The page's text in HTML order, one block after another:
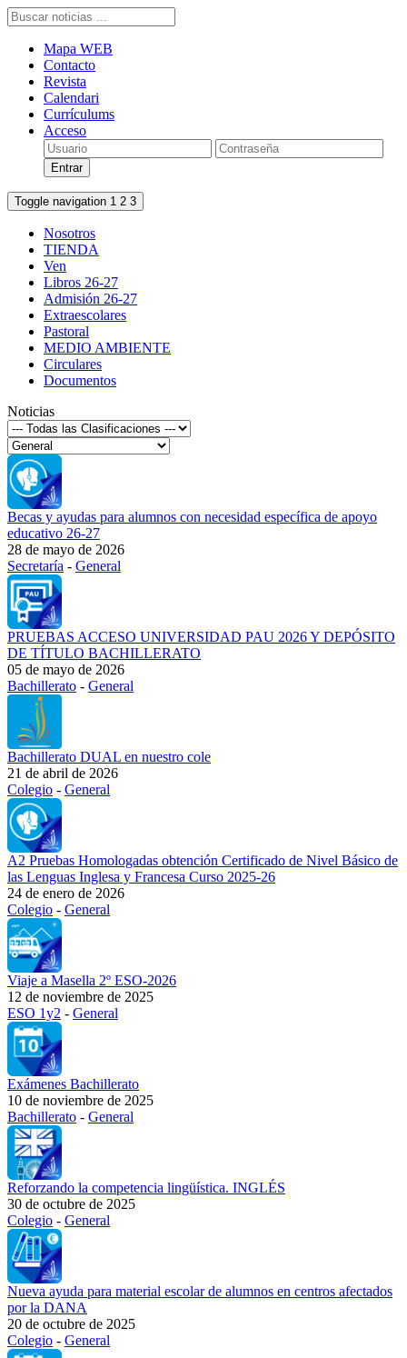
Mapa WEB
Contacto
Revista
Calendari
Currículums
Acceso
Toggle navigation 1 2 3
Nosotros
TIENDA
Ven
Libros 26-27
Admisión 26-27
Extraescolares
Pastoral
MEDIO AMBIENTE
Circulares
Documentos
Noticias
Becas y ayudas para alumnos con necesidad específica de apoyo
educativo 26-27
28 de mayo de 2026
Secretaría - General
PRUEBAS ACCESO UNIVERSIDAD PAU 2026 Y DEPÓSITO
DE TÍTULO BACHILLERATO
05 de mayo de 2026
Bachillerato - General
Bachillerato DUAL en nuestro cole
21 de abril de 2026
Colegio - General
A2 Pruebas Homologadas obtención Certificado de Nivel Básico de
las Lenguas Inglesa y Francesa Curso 2025-26
24 de enero de 2026
Colegio - General
Viaje a Masella 2º ESO-2026
12 de noviembre de 2025
ESO 1y2 - General
Exámenes Bachillerato
10 de noviembre de 2025
Bachillerato - General
Reforzando la competencia lingüística. INGLÉS
30 de octubre de 2025
Colegio - General
Nueva ayuda para material escolar de alumnos en centros afectados
por la DANA
20 de octubre de 2025
Colegio - General